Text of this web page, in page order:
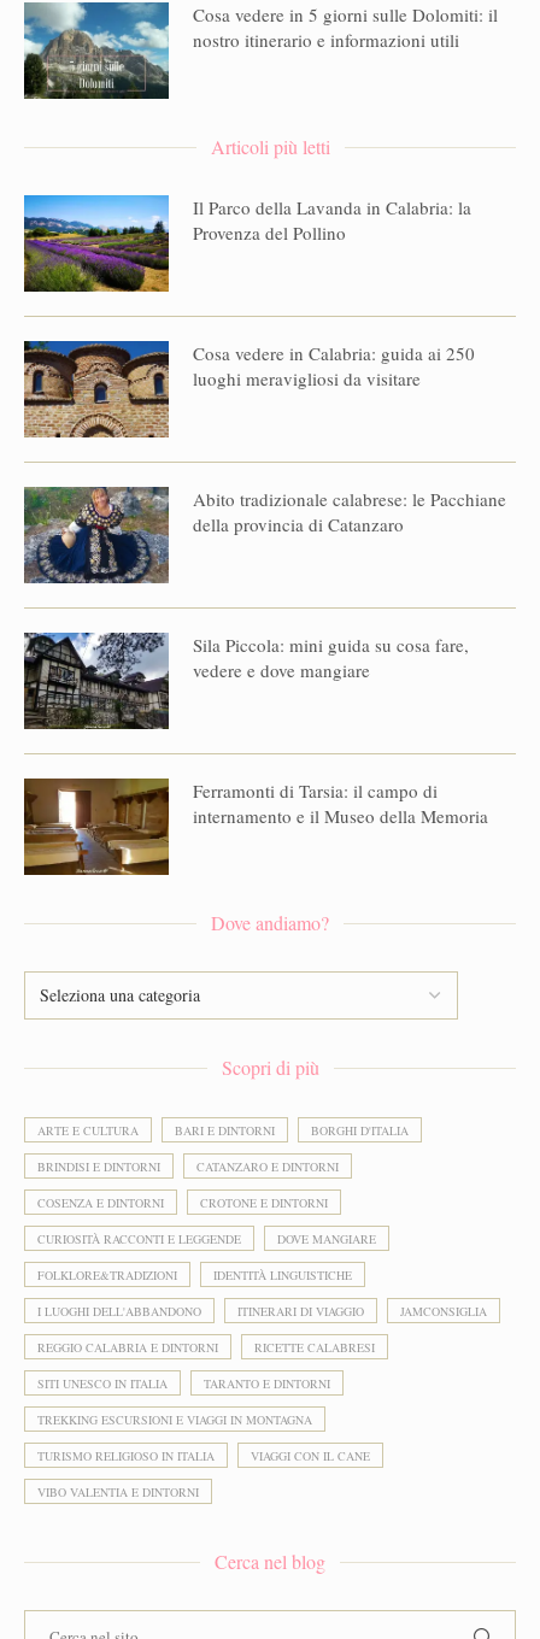
Cosa vedere in 5 giorni sulle Dolomiti: il
nostro itinerario e informazioni utili
Articoli più letti
Il Parco della Lavanda in Calabria: la
Provenza del Pollino
Cosa vedere in Calabria: guida ai 250
luoghi meravigliosi da visitare
Abito tradizionale calabrese: le Pacchiane
della provincia di Catanzaro
Sila Piccola: mini guida su cosa fare,
vedere e dove mangiare
Ferramonti di Tarsia: il campo di
internamento e il Museo della Memoria
Dove andiamo?
Scopri di più
ARTE E CULTURA BARI E DINTORNI BORGHI D'ITALIA
BRINDISI E DINTORNI CATANZARO E DINTORNI
COSENZA E DINTORNI CROTONE E DINTORNI
CURIOSITÀ RACCONTI E LEGGENDE DOVE MANGIARE
FOLKLORE&TRADIZIONI IDENTITÀ LINGUISTICHE
I LUOGHI DELL'ABBANDONO ITINERARI DI VIAGGIO JAMCONSIGLIA
REGGIO CALABRIA E DINTORNI RICETTE CALABRESI
SITI UNESCO IN ITALIA TARANTO E DINTORNI
TREKKING ESCURSIONI E VIAGGI IN MONTAGNA
TURISMO RELIGIOSO IN ITALIA VIAGGI CON IL CANE
VIBO VALENTIA E DINTORNI
Cerca nel blog